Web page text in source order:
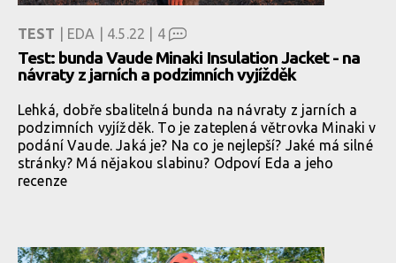
TEST | EDA | 4.5.22 | 4
Test: bunda Vaude Minaki Insulation Jacket - na
návraty z jarních a podzimních vyjížděk
Lehká, dobře sbalitelná bunda na návraty z jarních a
podzimních vyjížděk. To je zateplená větrovka Minaki v
podání Vaude. Jaká je? Na co je nejlepší? Jaké má silné
stránky? Má nějakou slabinu? Odpoví Eda a jeho
recenze